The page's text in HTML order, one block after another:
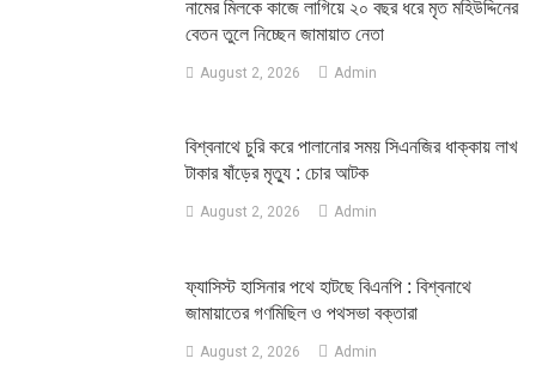
নামের মিলকে কাজে লাগিয়ে ২০ বছর ধরে মৃত মহিউদ্দিনের
বেতন তুলে নিচ্ছেন জামায়াত নেতা
August 2, 2026 Admin
‎বিশ্বনাথে চুরি করে পালানোর সময় সিএনজির ধাক্কায় লাখ
টাকার ষাঁড়ের মৃত্যু : চোর আটক
August 2, 2026 Admin
‎ফ্যাসিস্ট হাসিনার পথে হাটছে বিএনপি : বিশ্বনাথে
জামায়াতের গণমিছিল ও পথসভা বক্তারা
August 2, 2026 Admin